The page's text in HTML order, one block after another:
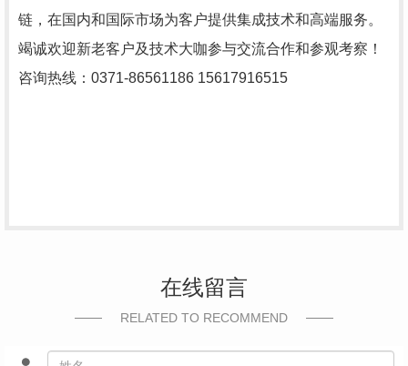
链，在国内和国际市场为客户提供集成技术和高端服务。
竭诚欢迎新老客户及技术大咖参与交流合作和参观考察！
咨询热线：0371-86561186 15617916515
在线留言
RELATED TO RECOMMEND